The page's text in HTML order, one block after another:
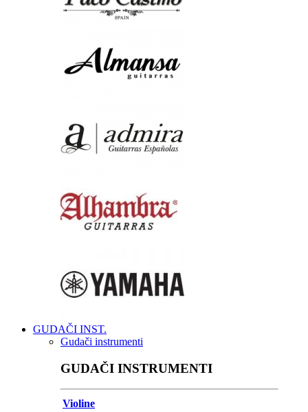
GUDAČI INST.
Gudači instrumenti
GUDAČI INSTRUMENTI
Violine